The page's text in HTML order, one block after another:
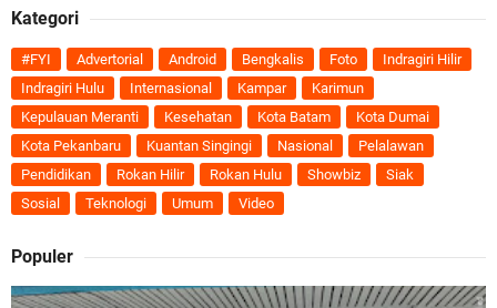
Kategori
#FYI Advertorial Android Bengkalis Foto
Indragiri Hilir
Indragiri Hulu
Internasional Kampar
Karimun
Kepulauan Meranti
Kesehatan Kota Batam
Kota Dumai
Kota Pekanbaru
Kuantan Singingi Nasional
Pelalawan
Pendidikan
Rokan Hilir Rokan Hulu Showbiz
Siak
Sosial
Teknologi Umum Video
Populer